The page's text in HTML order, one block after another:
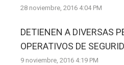
28 noviembre, 2016 4:04 PM
DETIENEN A DIVERSAS
OPERATIVOS DE
9 noviembre, 2016 4:19 PM